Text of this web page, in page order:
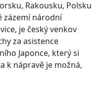
Rakousku, Polsku
zázemí národní
je český venkov
za asistence
Japonce, který si
k nápravě je možná,